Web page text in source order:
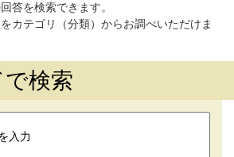
答を検索できます。
カテゴリ（分類）からお調べいただけま
検索